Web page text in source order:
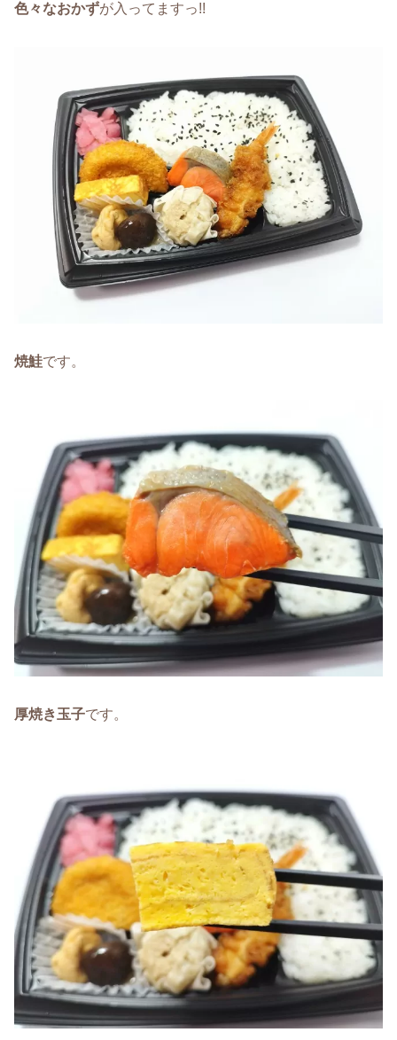
色々なおかずが入ってますっ!!
焼鮭です。
厚焼き玉子です。